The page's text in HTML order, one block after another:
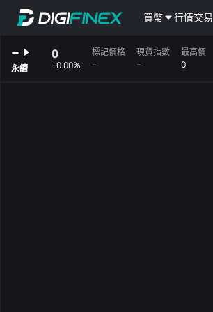
買幣 行情交易
--
永續
0
+0.00%
標記價格
--
現貨指數
--
最高價
0